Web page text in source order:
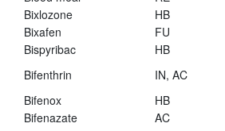
Bixlozone
HB
Bixafen
FU
Bispyribac
HB
Bifenthrin
IN, AC
Bifenox
HB
Bifenazate
AC